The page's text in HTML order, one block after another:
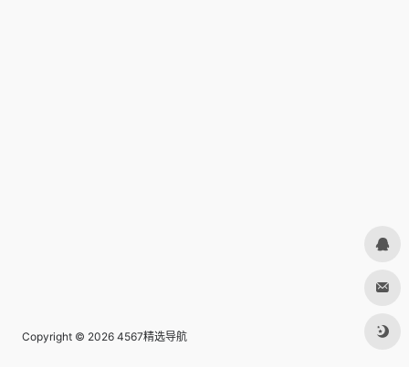
Copyright © 2026 4567精选导航